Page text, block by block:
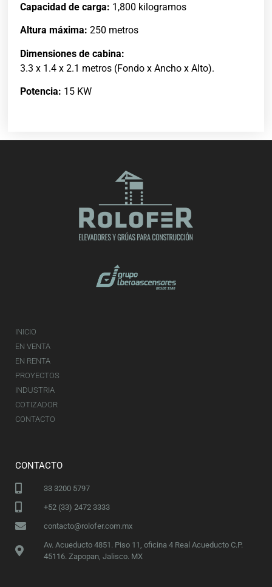
Capacidad de carga: 1,800 kilogramos
Altura máxima: 250 metros
Dimensiones de cabina:
3.3 x 1.4 x 2.1 metros (Fondo x Ancho x Alto).
Potencia: 15 KW
INICIO
EN VENTA
EN RENTA
PROYECTOS
INDUSTRIA
COTIZADOR
CONTACTO
CONTACTO
33 3200 5797
+52 (33) 2472 3333
contacto@rolofer.com.mx
Av. Acueducto 4851. Piso 11, oficina 4 Real Acueducto C.P.
45116. Zapopan, Jalisco. MX